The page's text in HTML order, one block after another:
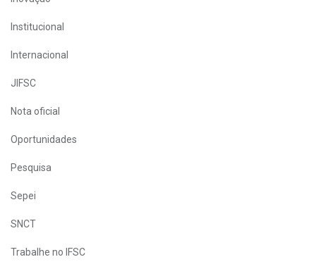
Institucional
Internacional
JIFSC
Nota oficial
Oportunidades
Pesquisa
Sepei
SNCT
Trabalhe no IFSC